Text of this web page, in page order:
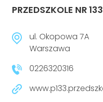
PRZEDSZKOLE NR 133
ul. Okopowa 7A
Warszawa
0226320316